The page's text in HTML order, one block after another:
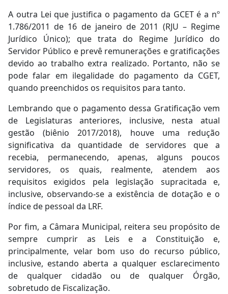
A outra Lei que justifica o pagamento da GCET é a nº
1.786/2011 de 16 de janeiro de 2011 (RJU – Regime
Jurídico Único); que trata do Regime Jurídico do
Servidor Público e prevê remunerações e gratificações
devido ao trabalho extra realizado. Portanto, não se
pode falar em ilegalidade do pagamento da CGET,
quando preenchidos os requisitos para tanto.
Lembrando que o pagamento dessa Gratificação vem
de Legislaturas anteriores, inclusive, nesta atual
gestão (biênio 2017/2018), houve uma redução
significativa da quantidade de servidores que a
recebia, permanecendo, apenas, alguns poucos
servidores, os quais, realmente, atendem aos
requisitos exigidos pela legislação supracitada e,
inclusive, observando-se a existência de dotação e o
índice de pessoal da LRF.
Por fim, a Câmara Municipal, reitera seu propósito de
sempre cumprir as Leis e a Constituição e,
principalmente, velar bom uso do recurso público,
inclusive, estando aberta a qualquer esclarecimento
de qualquer cidadão ou de qualquer Órgão,
sobretudo de Fiscalização.